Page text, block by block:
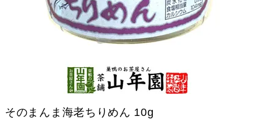
そのまんま海老ちりめん 10g